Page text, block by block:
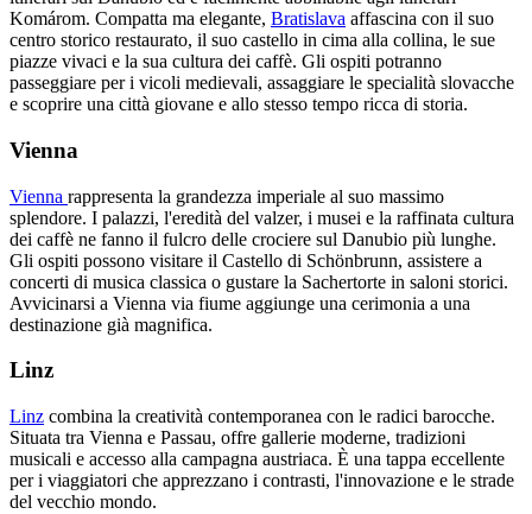
Komárom. Compatta ma elegante, Bratislava affascina con il suo
centro storico restaurato, il suo castello in cima alla collina, le sue
piazze vivaci e la sua cultura dei caffè. Gli ospiti potranno
passeggiare per i vicoli medievali, assaggiare le specialità slovacche
e scoprire una città giovane e allo stesso tempo ricca di storia.
Vienna
Vienna rappresenta la grandezza imperiale al suo massimo
splendore. I palazzi, l'eredità del valzer, i musei e la raffinata cultura
dei caffè ne fanno il fulcro delle crociere sul Danubio più lunghe.
Gli ospiti possono visitare il Castello di Schönbrunn, assistere a
concerti di musica classica o gustare la Sachertorte in saloni storici.
Avvicinarsi a Vienna via fiume aggiunge una cerimonia a una
destinazione già magnifica.
Linz
Linz combina la creatività contemporanea con le radici barocche.
Situata tra Vienna e Passau, offre gallerie moderne, tradizioni
musicali e accesso alla campagna austriaca. È una tappa eccellente
per i viaggiatori che apprezzano i contrasti, l'innovazione e le strade
del vecchio mondo.